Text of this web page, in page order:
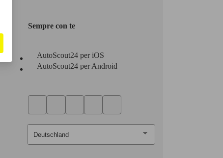
Sempre con te
AutoScout24 per iOS
AutoScout24 per Android